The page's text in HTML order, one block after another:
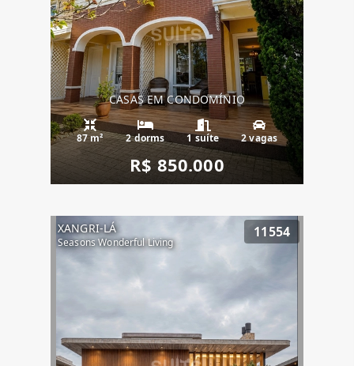
CASAS EM CONDOMÍNIO
87 m² 2 dorms 1 suíte 2 vagas
R$ 850.000
XANGRI-LÁ
Seasons Wonderful Living
11554